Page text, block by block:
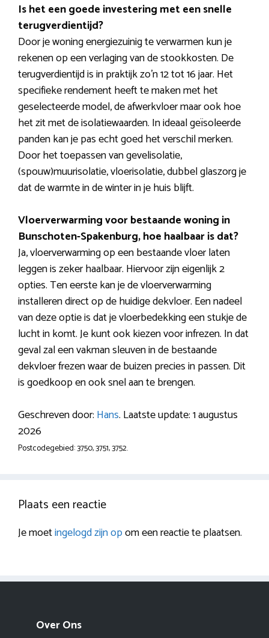
Is het een goede investering met een snelle
terugverdientijd?
Door je woning energiezuinig te verwarmen kun je
rekenen op een verlaging van de stookkosten. De
terugverdientijd is in praktijk zo’n 12 tot 16 jaar. Het
specifieke rendement heeft te maken met het
geselecteerde model, de afwerkvloer maar ook hoe
het zit met de isolatiewaarden. In ideaal geïsoleerde
panden kan je pas echt goed het verschil merken.
Door het toepassen van gevelisolatie,
(spouw)muurisolatie, vloerisolatie, dubbel glaszorg je
dat de warmte in de winter in je huis blijft.
Vloerverwarming voor bestaande woning in
Bunschoten-Spakenburg, hoe haalbaar is dat?
Ja, vloerverwarming op een bestaande vloer laten
leggen is zeker haalbaar. Hiervoor zijn eigenlijk 2
opties. Ten eerste kan je de vloerverwarming
installeren direct op de huidige dekvloer. Een nadeel
van deze optie is dat je vloerbedekking een stukje de
lucht in komt. Je kunt ook kiezen voor infrezen. In dat
geval zal een vakman sleuven in de bestaande
dekvloer frezen waar de buizen precies in passen. Dit
is goedkoop en ook snel aan te brengen.
Geschreven door: Hans. Laatste update: 1 augustus
2026
Postcodegebied: 3750, 3751, 3752.
Plaats een reactie
Je moetingelogd zijn opom een reactie te plaatsen.
Over Ons